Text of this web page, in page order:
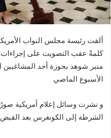
ألقت رئيسة مجلس النواب
كلمةً عقب التصويت على
منبر شوهد بحوزة أحد المشاغبين
الأسبوع الماضي
و نشرت وسائل إعلام أمريكية
الشرطة إلى الكونغرس بعد